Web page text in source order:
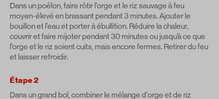
Dans un poêlon, faire rôtir l’orge et le riz sauvage à feu
moyen-élevé en brassant pendant 3 minutes. Ajouter le
bouillon et l’eau et porter à ébullition. Réduire la chaleur,
couvrir et faire mijoter pendant 30 minutes ou jusqu’à ce que
l’orge et le riz soient cuits, mais encore fermes. Retirer du feu
et laisser refroidir.
Étape 2
Dans un grand bol, combiner le mélange d’orge et de riz